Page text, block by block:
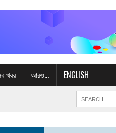
খবর আরও… ENGLISH